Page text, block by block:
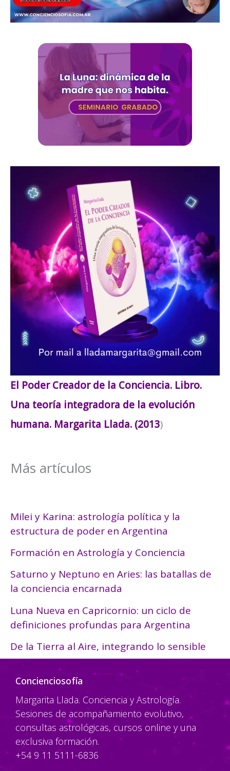
El Poder Creador de la Conciencia. Libro.
Una teoría integradora de la evolución
humana. Margarita Llada. (2013)
Más artículos
Milei y Karina: astrología política y la
estructura de poder en Argentina
Formación en Astrología y Conciencia
Saturno y Neptuno en Aries: las batallas de
la conciencia encarnada
Luna Nueva en Capricornio: un ciclo de
definiciones profundas para Argentina
De la Tierra al Aire, integrando lo sensible
Concienciosofía
Margarita Llada. Conciencia y Astrología.
Sesiones de acompañamiento evolutivo,
consultas astrológicas, cursos online y una
exclusiva formación.
+54 9 11 5111-6836